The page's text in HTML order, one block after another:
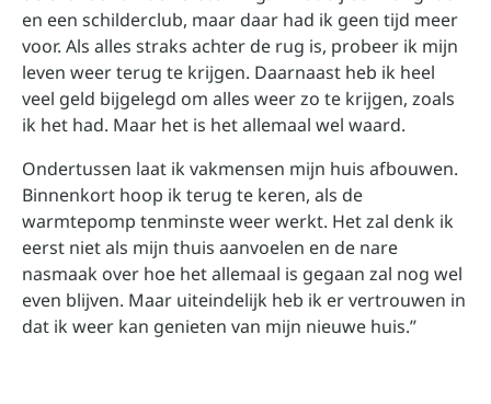
en een schilderclub, maar daar had ik geen tijd meer
voor. Als alles straks achter de rug is, probeer ik mijn
leven weer terug te krijgen. Daarnaast heb ik heel
veel geld bijgelegd om alles weer zo te krijgen, zoals
ik het had. Maar het is het allemaal wel waard.
Ondertussen laat ik vakmensen mijn huis afbouwen.
Binnenkort hoop ik terug te keren, als de
warmtepomp tenminste weer werkt. Het zal denk ik
eerst niet als mijn thuis aanvoelen en de nare
nasmaak over hoe het allemaal is gegaan zal nog wel
even blijven. Maar uiteindelijk heb ik er vertrouwen in
dat ik weer kan genieten van mijn nieuwe huis.”